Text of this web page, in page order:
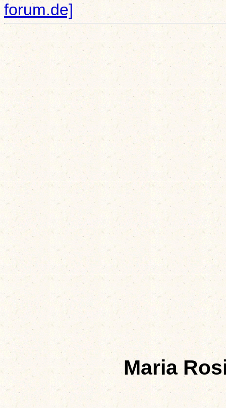
forum.de]
Maria